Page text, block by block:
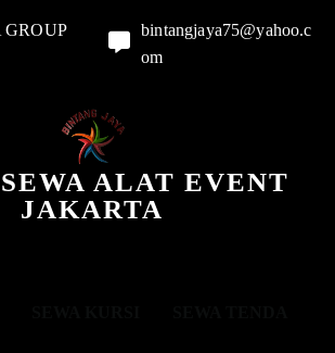
bintangjaya75@yahoo.c
om
ALAT EVENT
JAKARTA